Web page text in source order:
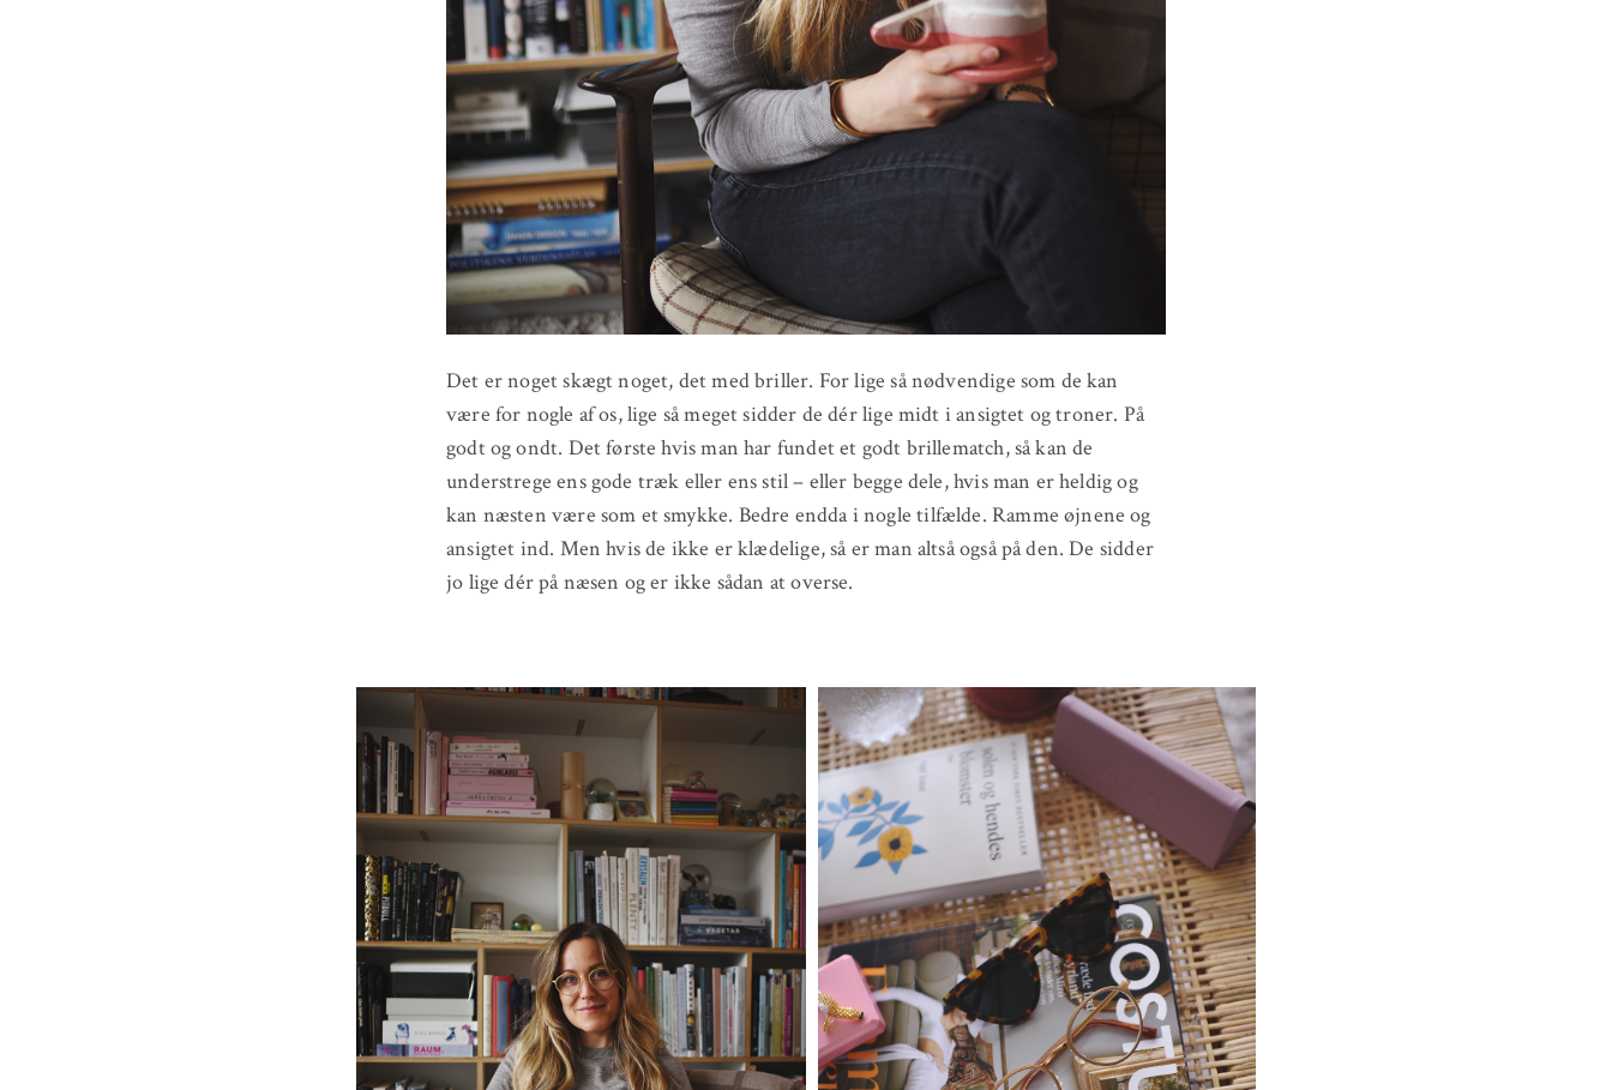
Det er noget skægt noget, det med briller. For lige så nødvendige som de kan
være for nogle af os, lige så meget sidder de dér lige midt i ansigtet og troner. På
godt og ondt. Det første hvis man har fundet et godt brillematch, så kan de
understrege ens gode træk eller ens stil – eller begge dele, hvis man er heldig og
kan næsten være som et smykke. Bedre endda i nogle tilfælde. Ramme øjnene og
ansigtet ind. Men hvis de ikke er klædelige, så er man altså også på den. De sidder
jo lige dér på næsen og er ikke sådan at overse.